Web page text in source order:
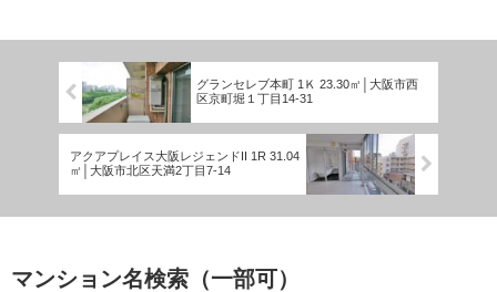
グランセレブ本町 1Ｋ 23.30㎡│大阪市西
区京町堀１丁目14-31
アクアプレイス大阪レジェンドII 1R 31.04
㎡│大阪市北区天満2丁目7-14
マンション名検索（一部可）